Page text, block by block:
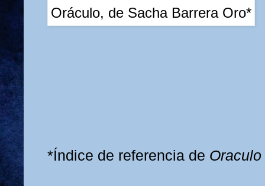
Oráculo, de Sacha Barrera Oro*
*Índice de referencia de Oraculo